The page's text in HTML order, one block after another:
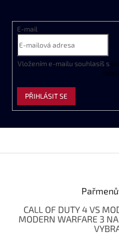
E-mail
Vložením e-mailu souhlasíš s
PŘIHLÁSIT SE
CALL OF DUTY 4 VS
MODERN WARFARE 3